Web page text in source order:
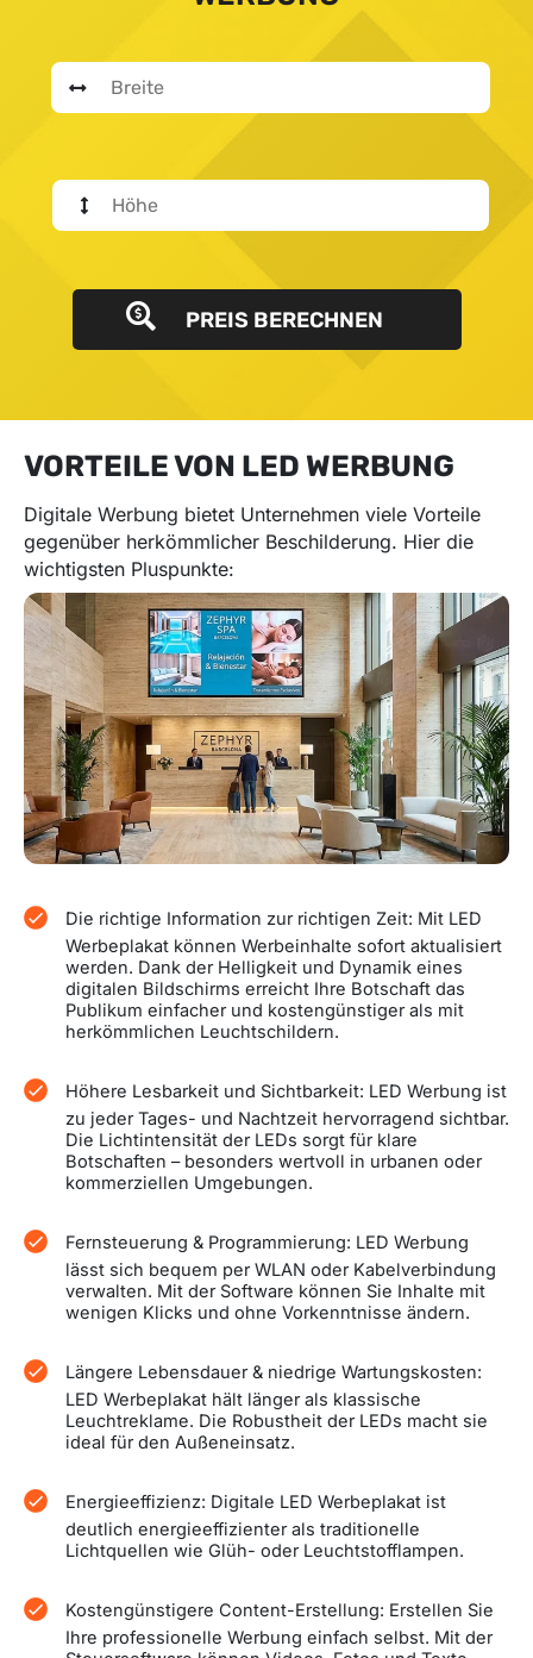
PREIS BERECHNEN
VORTEILE VON LED WERBUNG
Digitale Werbung bietet Unternehmen viele Vorteile
gegenüber herkömmlicher Beschilderung. Hier die
wichtigsten Pluspunkte:
Die richtige Information zur richtigen Zeit: Mit LED
Werbeplakat können Werbeinhalte sofort aktualisiert
werden. Dank der Helligkeit und Dynamik eines
digitalen Bildschirms erreicht Ihre Botschaft das
Publikum einfacher und kostengünstiger als mit
herkömmlichen Leuchtschildern.
Höhere Lesbarkeit und Sichtbarkeit: LED Werbung ist
zu jeder Tages- und Nachtzeit hervorragend sichtbar.
Die Lichtintensität der LEDs sorgt für klare
Botschaften – besonders wertvoll in urbanen oder
kommerziellen Umgebungen.
Fernsteuerung & Programmierung: LED Werbung
lässt sich bequem per WLAN oder Kabelverbindung
verwalten. Mit der Software können Sie Inhalte mit
wenigen Klicks und ohne Vorkenntnisse ändern.
Längere Lebensdauer & niedrige Wartungskosten:
LED Werbeplakat hält länger als klassische
Leuchtreklame. Die Robustheit der LEDs macht sie
ideal für den Außeneinsatz.
Energieeffizienz: Digitale LED Werbeplakat ist
deutlich energieeffizienter als traditionelle
Lichtquellen wie Glüh- oder Leuchtstofflampen.
Kostengünstigere Content-Erstellung: Erstellen Sie
Ihre professionelle Werbung einfach selbst. Mit der